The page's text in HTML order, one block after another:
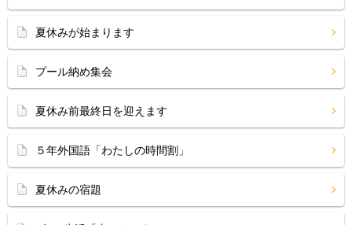
夏休みが始まります
プール納め集会
夏休み前最終日を迎えます
５年外国語「わたしの時間割」
夏休みの宿題